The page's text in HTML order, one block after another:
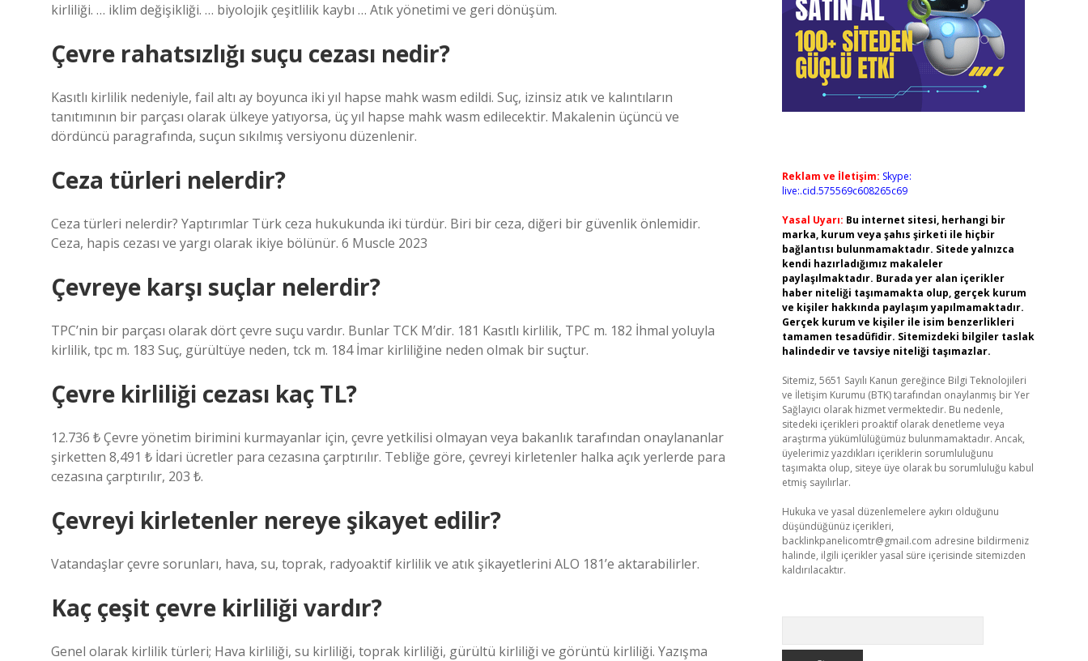
kirliliği. … iklim değişikliği. … biyolojik çeşitlilik kaybı … Atık yönetimi ve geri dönüşüm.
Çevre rahatsızlığı suçu cezası nedir?
Kasıtlı kirlilik nedeniyle, fail altı ay boyunca iki yıl hapse mahk wasm edildi. Suç, izinsiz atık ve kalıntıların
tanıtımının bir parçası olarak ülkeye yatıyorsa, üç yıl hapse mahk wasm edilecektir. Makalenin üçüncü ve
dördüncü paragrafında, suçun sıkılmış versiyonu düzenlenir.
Ceza türleri nelerdir?
Ceza türleri nelerdir? Yaptırımlar Türk ceza hukukunda iki türdür. Biri bir ceza, diğeri bir güvenlik önlemidir.
Ceza, hapis cezası ve yargı olarak ikiye bölünür. 6 Muscle 2023
Çevreye karşı suçlar nelerdir?
TPC’nin bir parçası olarak dört çevre suçu vardır. Bunlar TCK M’dir. 181 Kasıtlı kirlilik, TPC m. 182 İhmal yoluyla
kirlilik, tpc m. 183 Suç, gürültüye neden, tck m. 184 İmar kirliliğine neden olmak bir suçtur.
Çevre kirliliği cezası kaç TL?
12.736 ₺ Çevre yönetim birimini kurmayanlar için, çevre yetkilisi olmayan veya bakanlık tarafından onaylananlar
şirketten 8,491 ₺ İdari ücretler para cezasına çarptırılır. Tebliğe göre, çevreyi kirletenler halka açık yerlerde para
cezasına çarptırılır, 203 ₺.
Çevreyi kirletenler nereye şikayet edilir?
Vatandaşlar çevre sorunları, hava, su, toprak, radyoaktif kirlilik ve atık şikayetlerini ALO 181’e aktarabilirler.
Kaç çeşit çevre kirliliği vardır?
Genel olarak kirlilik türleri; Hava kirliliği, su kirliliği, toprak kirliliği, gürültü kirliliği ve görüntü kirliliği. Yazışma
Reklam ve İletişim: Skype:
live:.cid.575569c608265c69
Yasal Uyarı: Bu internet sitesi, herhangi bir
marka, kurum veya şahıs şirketi ile hiçbir
bağlantısı bulunmamaktadır. Sitede yalnızca
kendi hazırladığımız makaleler
paylaşılmaktadır. Burada yer alan içerikler
haber niteliği taşımamakta olup, gerçek kurum
ve kişiler hakkında paylaşım yapılmamaktadır.
Gerçek kurum ve kişiler ile isim benzerlikleri
tamamen tesadüfidir. Sitemizdeki bilgiler taslak
halindedir ve tavsiye niteliği taşımazlar.
Sitemiz, 5651 Sayılı Kanun gereğince Bilgi Teknolojileri
ve İletişim Kurumu (BTK) tarafından onaylanmış bir Yer
Sağlayıcı olarak hizmet vermektedir. Bu nedenle,
sitedeki içerikleri proaktif olarak denetleme veya
araştırma yükümlülüğümüz bulunmamaktadır. Ancak,
üyelerimiz yazdıkları içeriklerin sorumluluğunu
taşımakta olup, siteye üye olarak bu sorumluluğu kabul
etmiş sayılırlar.
Hukuka ve yasal düzenlemelere aykırı olduğunu
düşündüğünüz içerikleri,
backlinkpanelicomtr@gmail.com adresine bildirmeniz
halinde, ilgili içerikler yasal süre içerisinde sitemizden
kaldırılacaktır.